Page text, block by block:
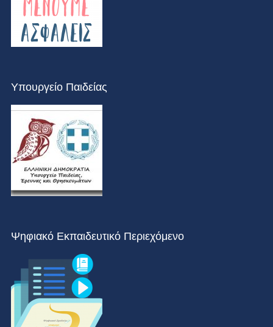
Υπουργείο Παιδείας
Ψηφιακό Εκπαιδευτικό Περιεχόμενο